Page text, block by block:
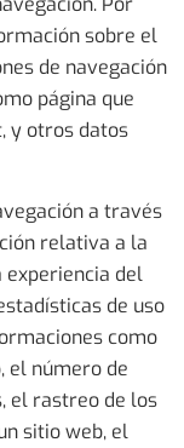
sobre el
de navegación
página que
y otros datos
a través
relativa a la
experiencia del
de uso
como
el número de
el rastreo de los
sitio web, el